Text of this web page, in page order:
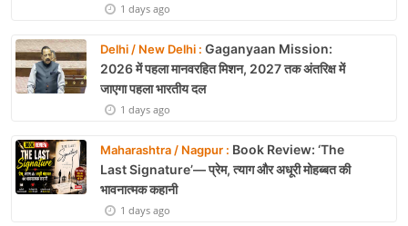
1 days ago
Delhi / New Delhi : Gaganyaan Mission:
2026 में पहला मानवरहित मिशन, 2027 तक अंतरिक्ष में
जाएगा पहला भारतीय दल
1 days ago
Maharashtra / Nagpur : Book Review: ‘The
Last Signature’— प्रेम, त्याग और अधूरी मोहब्बत की
भावनात्मक कहानी
1 days ago